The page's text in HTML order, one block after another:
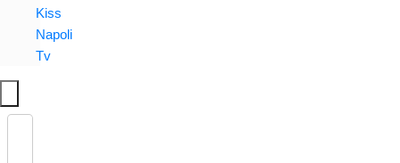
Kiss
Napoli
Tv